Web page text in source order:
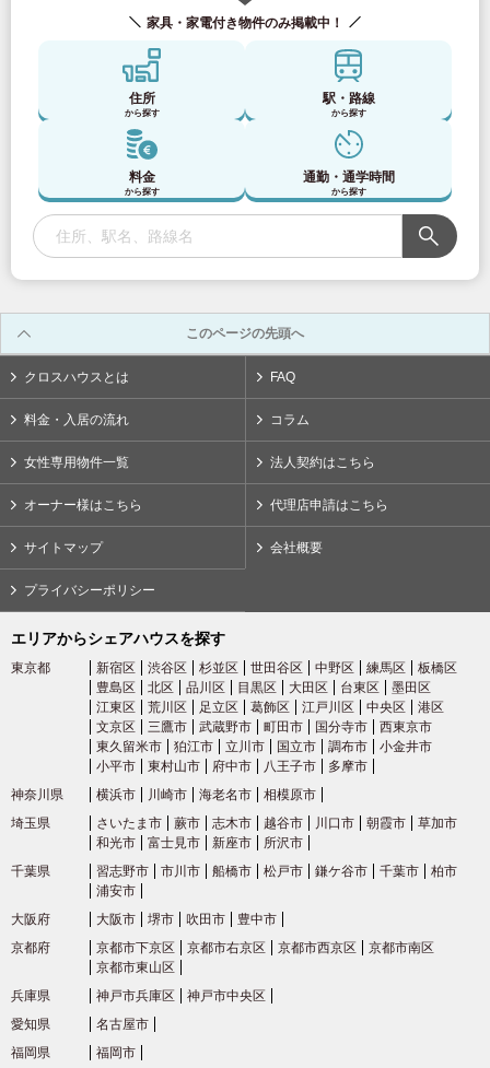
家具・家電付き物件のみ掲載中！
住所
から探す
駅・路線
から探す
料金
から探す
通勤・通学時間
から探す
このページの先頭へ
クロスハウスとは FAQ
料金・入居の流れ コラム
女性専用物件一覧 法人契約はこちら
オーナー様はこちら 代理店申請はこちら
サイトマップ 会社概要
プライバシーポリシー
エリアからシェアハウスを探す
東京都 新宿区 渋谷区 杉並区 世田谷区 中野区 練馬区
板橋区
豊島区
北区 品川区 目黒区 大田区 台東区
墨田区
江東区
荒川区 足立区 葛飾区 江戸川区 中央区
港区
文京区
三鷹市 武蔵野市 町田市 国分寺市
西東京市
東久留米市
狛江市 立川市 国立市 調布市
小金井市
小平市
東村山市 府中市 八王子市
多摩市
神奈川県
横浜市 川崎市 海老名市
相模原市
埼玉県
さいたま市 蕨市 志木市 越谷市 川口市 朝霞市
草加市
和光市
富士見市 新座市
所沢市
千葉県
習志野市 市川市 船橋市 松戸市 鎌ケ谷市 千葉市
柏市
浦安市
大阪府
大阪市 堺市 吹田市
豊中市
京都府
京都市下京区 京都市右京区 京都市西京区
京都市南区
京都市東山区
兵庫県
神戸市兵庫区
神戸市中央区
愛知県
名古屋市
福岡県
福岡市